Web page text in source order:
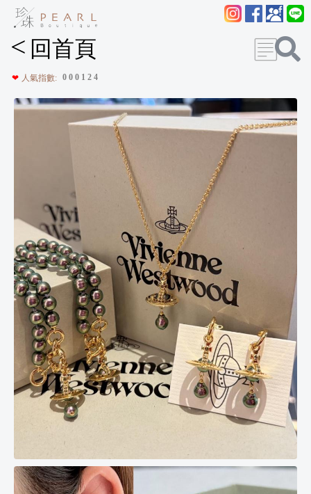
< 回首頁
❤ 人氣指數: 0 0 0 1 2 4